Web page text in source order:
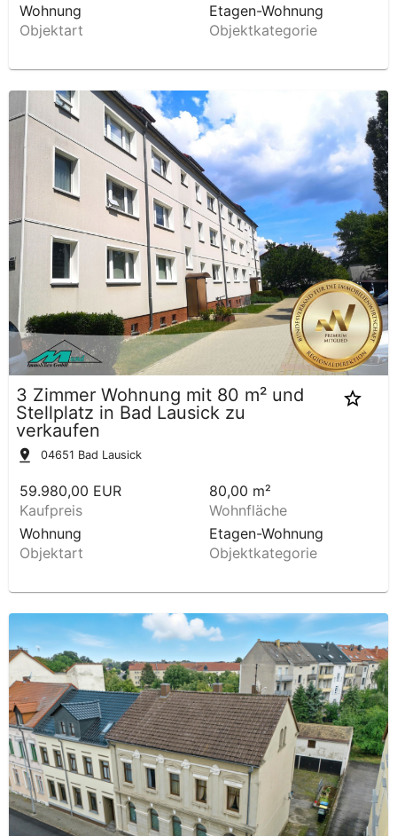
Wohnung
Objektart
Etagen-Wohnung
Objektkategorie
3 Zimmer Wohnung mit 80 m² und
Stellplatz in Bad Lausick zu
verkaufen
04651 Bad Lausick
59.980,00 EUR
Kaufpreis
80,00 m²
Wohnfläche
Wohnung
Objektart
Etagen-Wohnung
Objektkategorie